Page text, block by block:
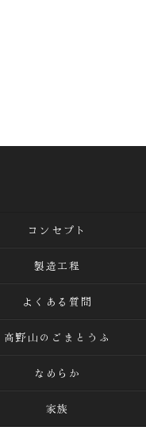
コンセプト
製造工程
よくある質問
高野山のごまとうふ
なめらか
家族